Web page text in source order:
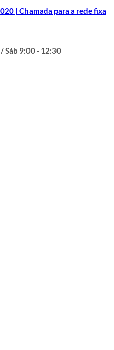
| Chamada para a rede fixa
Sáb 9:00 - 12:30